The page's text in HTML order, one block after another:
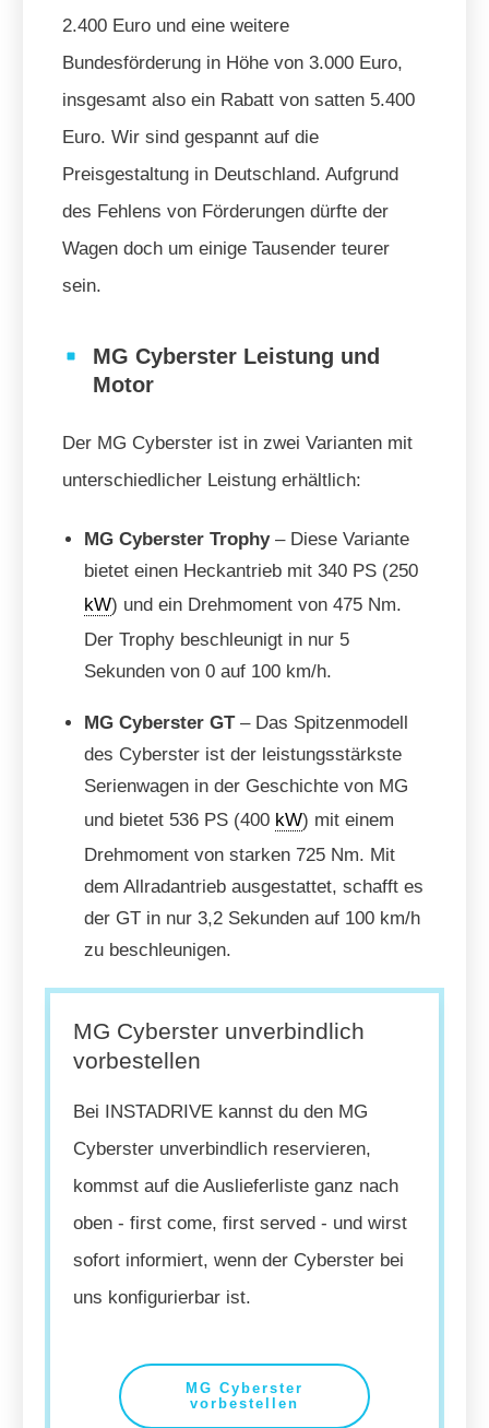
2.400 Euro und eine weitere
Bundesförderung in Höhe von 3.000 Euro,
insgesamt also ein Rabatt von satten 5.400
Euro. Wir sind gespannt auf die
Preisgestaltung in Deutschland. Aufgrund
des Fehlens von Förderungen dürfte der
Wagen doch um einige Tausender teurer
sein.
MG Cyberster Leistung und
Motor
Der MG Cyberster ist in zwei Varianten mit
unterschiedlicher Leistung erhältlich:
MG Cyberster Trophy– Diese Variante
bietet einen Heckantrieb mit 340 PS (250
kW) und ein Drehmoment von 475 Nm.
Der Trophy beschleunigt in nur 5
Sekunden von 0 auf 100 km/h.
MG Cyberster GT– Das Spitzenmodell
des Cyberster ist der leistungsstärkste
Serienwagen in der Geschichte von MG
und bietet 536 PS (400 kW) mit einem
Drehmoment von starken 725 Nm. Mit
dem Allradantrieb ausgestattet, schafft es
der GT in nur 3,2 Sekunden auf 100 km/h
zu beschleunigen.
MG Cyberster unverbindlich
vorbestellen
Bei INSTADRIVE kannst du den MG
Cyberster unverbindlich reservieren,
kommst auf die Auslieferliste ganz nach
oben - first come, first served - und wirst
sofort informiert, wenn der Cyberster bei
uns konfigurierbar ist.
MG Cyberster
vorbestellen